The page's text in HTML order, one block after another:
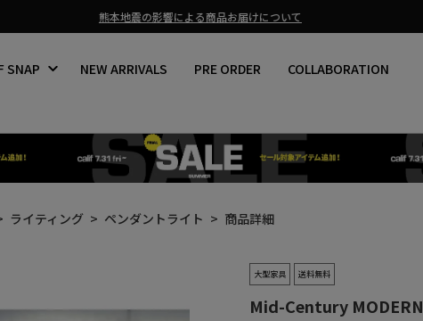
ス
イ
ー
を
止
る
熊本地震の影響による商品お届けについて
SNAP NEW ARRIVALS PRE ORDER COLLABORATION
ライティング ペンダントライト 商品詳細
大型家具 送料無料
Mid-Century MODERN